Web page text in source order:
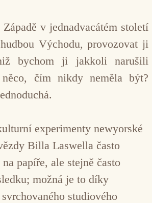
v jednadvacátém století
Východu, provozovat ji
bychom ji jakkoli narušili
čím nikdy neměla být?
experimenty newyorské
Billa Laswella často
papíře, ale stejně často
možná je to díky
studiového